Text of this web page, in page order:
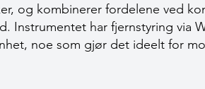
og kombinerer fordelene ved
Instrumentet har fjernstyring via
noe som gjør det ideelt for